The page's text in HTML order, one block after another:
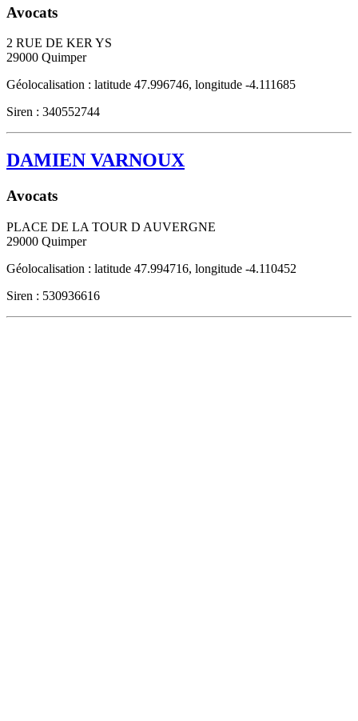
Avocats
2 RUE DE KER YS
29000 Quimper
Géolocalisation : latitude 47.996746, longitude -4.111685
Siren : 340552744
DAMIEN VARNOUX
Avocats
PLACE DE LA TOUR D AUVERGNE
29000 Quimper
Géolocalisation : latitude 47.994716, longitude -4.110452
Siren : 530936616